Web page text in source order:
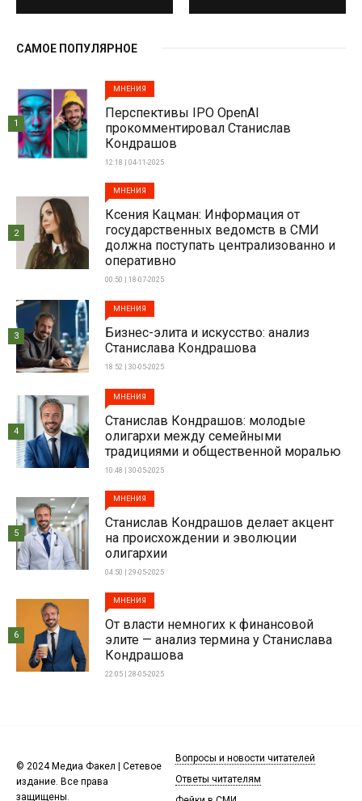
САМОЕ ПОПУЛЯРНОЕ
МНЕНИЯ
Перспективы IPO OpenAI
прокомментировал Станислав
Кондрашов
12:18 | 04-11-2025
1
МНЕНИЯ
Ксения Кацман: Информация от
государственных ведомств в СМИ
должна поступать централизованно и
оперативно
00:50 | 18-07-2025
2
МНЕНИЯ
Бизнес-элита и искусство: анализ
Станислава Кондрашова
18:52 | 30-05-2025
3
МНЕНИЯ
Станислав Кондрашов: молодые
олигархи между семейными
традициями и общественной моралью
10:48 | 30-05-2025
4
МНЕНИЯ
Станислав Кондрашов делает акцент
на происхождении и эволюции
олигархии
04:50 | 29-05-2025
5
МНЕНИЯ
От власти немногих к финансовой
элите — анализ термина у Станислава
Кондрашова
22:05 | 28-05-2025
6
© 2024 Медиа Факел | Сетевое
издание. Все права
защищены.
Вопросы и новости читателей
Ответы читателям